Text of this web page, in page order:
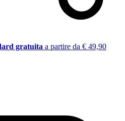
gratuita a partire da € 49,90